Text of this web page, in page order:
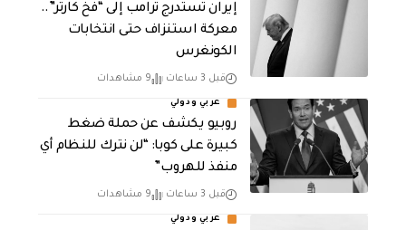
إيران تستدرج ترامب إلى “فخ كارتر”..
معركة استنزاف حتى انتخابات
الكونغرس
قبل 3 ساعات 9 مشاهدات
عربي ودولي
روبيو يكشف عن حملة ضغط
كبيرة على كوبا: “لن نترك للنظام أي
منفذ للهروب”
قبل 3 ساعات 9 مشاهدات
عربي ودولي